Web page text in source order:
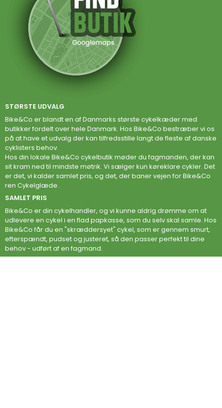
STØRSTE UDVALG
Bike&Co er blandt en af Danmarks største cykelkæder med
butikker fordelt over hele Danmark. Hos Bike&Co bestræber vi os
på at have et udvalg der kan tilfredsstille langt de fleste af danske
cyklisters behov.
Hos din lokale Bike&Co cykelbutik møder du fagmanden, der kan
sit kram ned til mindste møtrik. Vi sælger kun køreklare cykler. Det
er det, vi kalder samlet pris, og det, der baner vejen for Bike&Co
ren Cykelglæde.
SAMLET PRIS
Bike&Co er din cykelhandler, og vi kunne aldrig drømme om at
udlevere en cykel i en flad papkasse, som du selv skal samle. Hos
Bike&Co får du en "skræddersyet" cykel, som er gennem smurt,
efterspændt, pudset og justeret, så den passer perfekt til dine
behov - udført af en fagmand.